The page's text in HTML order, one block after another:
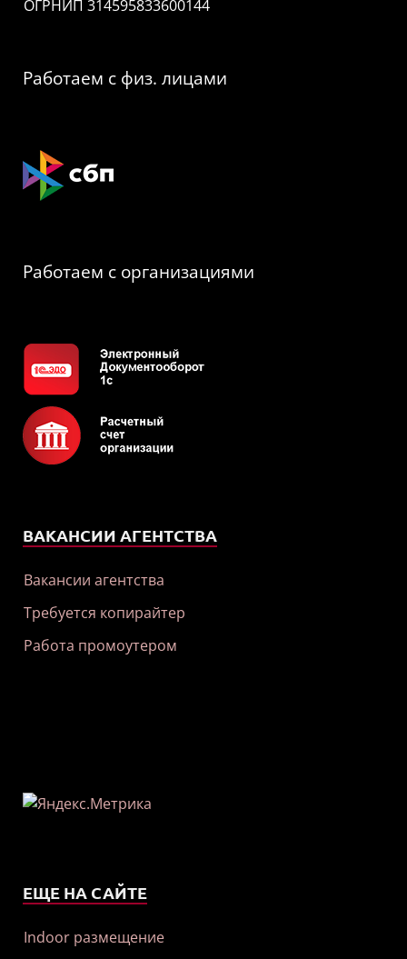
ОГРНИП 314595833600144
Работаем с физ. лицами
Работаем с организациями
ВАКАНСИИ АГЕНТСТВА
Вакансии агентства
Требуется копирайтер
Работа промоутером
ЕЩЕ НА САЙТЕ
Indoor размещение